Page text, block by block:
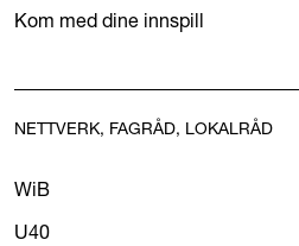
Kom med dine innspill
NETTVERK, FAGRÅD, LOKALRÅD
WiB
U40